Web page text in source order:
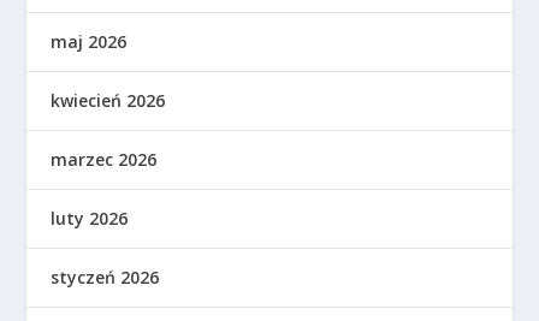
maj 2026
kwiecień 2026
marzec 2026
luty 2026
styczeń 2026